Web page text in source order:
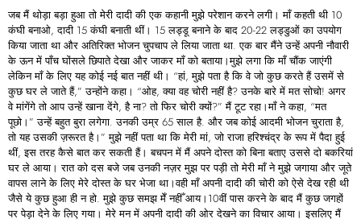
जब मैं थोड़ा बड़ा हुआ तो मेरी दादी की एक कहानी मुझे परेशान करने लगी। माँ कहती थी 10
कंघी बनाओ, दादी 15 कंघी बनाती थीं। 15 लड्डू बनाने के बाद 20-22 लड्डुओं का उपयोग
किया जाता था और अतिरिक्त भोजन चुपचाप ले लिया जाता था. एक बार मैंने उन्हें अपनी नौवारी
के ऊन में पाँच घोंसले छिपाते देखा और जाकर माँ को बताया।मुझे लगा कि माँ चौंक जाएंगी
लेकिन माँ के लिए यह कोई नई बात नहीं थी। “हां, मुझे पता है कि वे जो कुछ करते हैं उसमें से
कुछ घर ले जाते हैं,” उन्होंने कहा। “ओह, क्या वह चोरी नहीं है? उनके बारे में मत सोचो! अगर
वे मांगेंगे तो आप उन्हें खाना देंगे, है ना? तो फिर चोरी क्यों?” मैं टूट रहा।माँ ने कहा, “मत
पूछो।” उन्हें बहुत बुरा लगेगा. उनकी उम्र 65 साल है. और जब कोई आदमी भोजन चुराता है,
तो यह उसकी ज़रूरत है।” मुझे नहीं पता था कि मेरी मां, जो राजा हरिश्चंद्र के रूप में पैदा हुई
थीं, इस तरह कैसे बात कर सकती हैं। बचपन में मैं अपने दोस्त को बिना बताए उससे दो बकरियां
घर ले आया। रात को दस बजे जब उनकी नज़र मुझ पर पड़ी तो मेरी माँ ने मुझे जगाया और जूते
वापस लाने के लिए मेरे दोस्त के घर भेजा था।वही माँ अपनी दादी की चोरी को ऐसे देख रही थी
जैसे ये कुछ हुआ ही न हो. मुझे कुछ समझ मेँ नहीँ आय।10वीं पास करने के बाद मैं कुछ जगहों
पर पेड़ा देने के लिए गया। मेरे मन में अपनी दादी की ओर देखने का विचार आया। इसलिए मैं